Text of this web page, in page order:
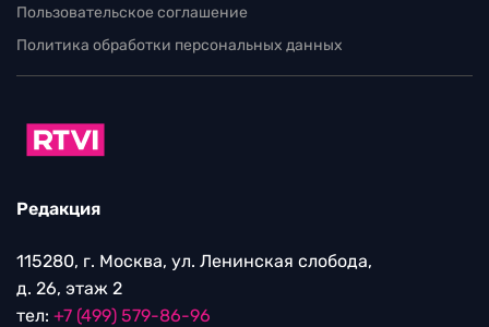
Пользовательское соглашение
Политика обработки персональных данных
Редакция
115280, г. Москва, ул. Ленинская слобода,
д. 26, этаж 2
тел: +7 (499) 579-86-96